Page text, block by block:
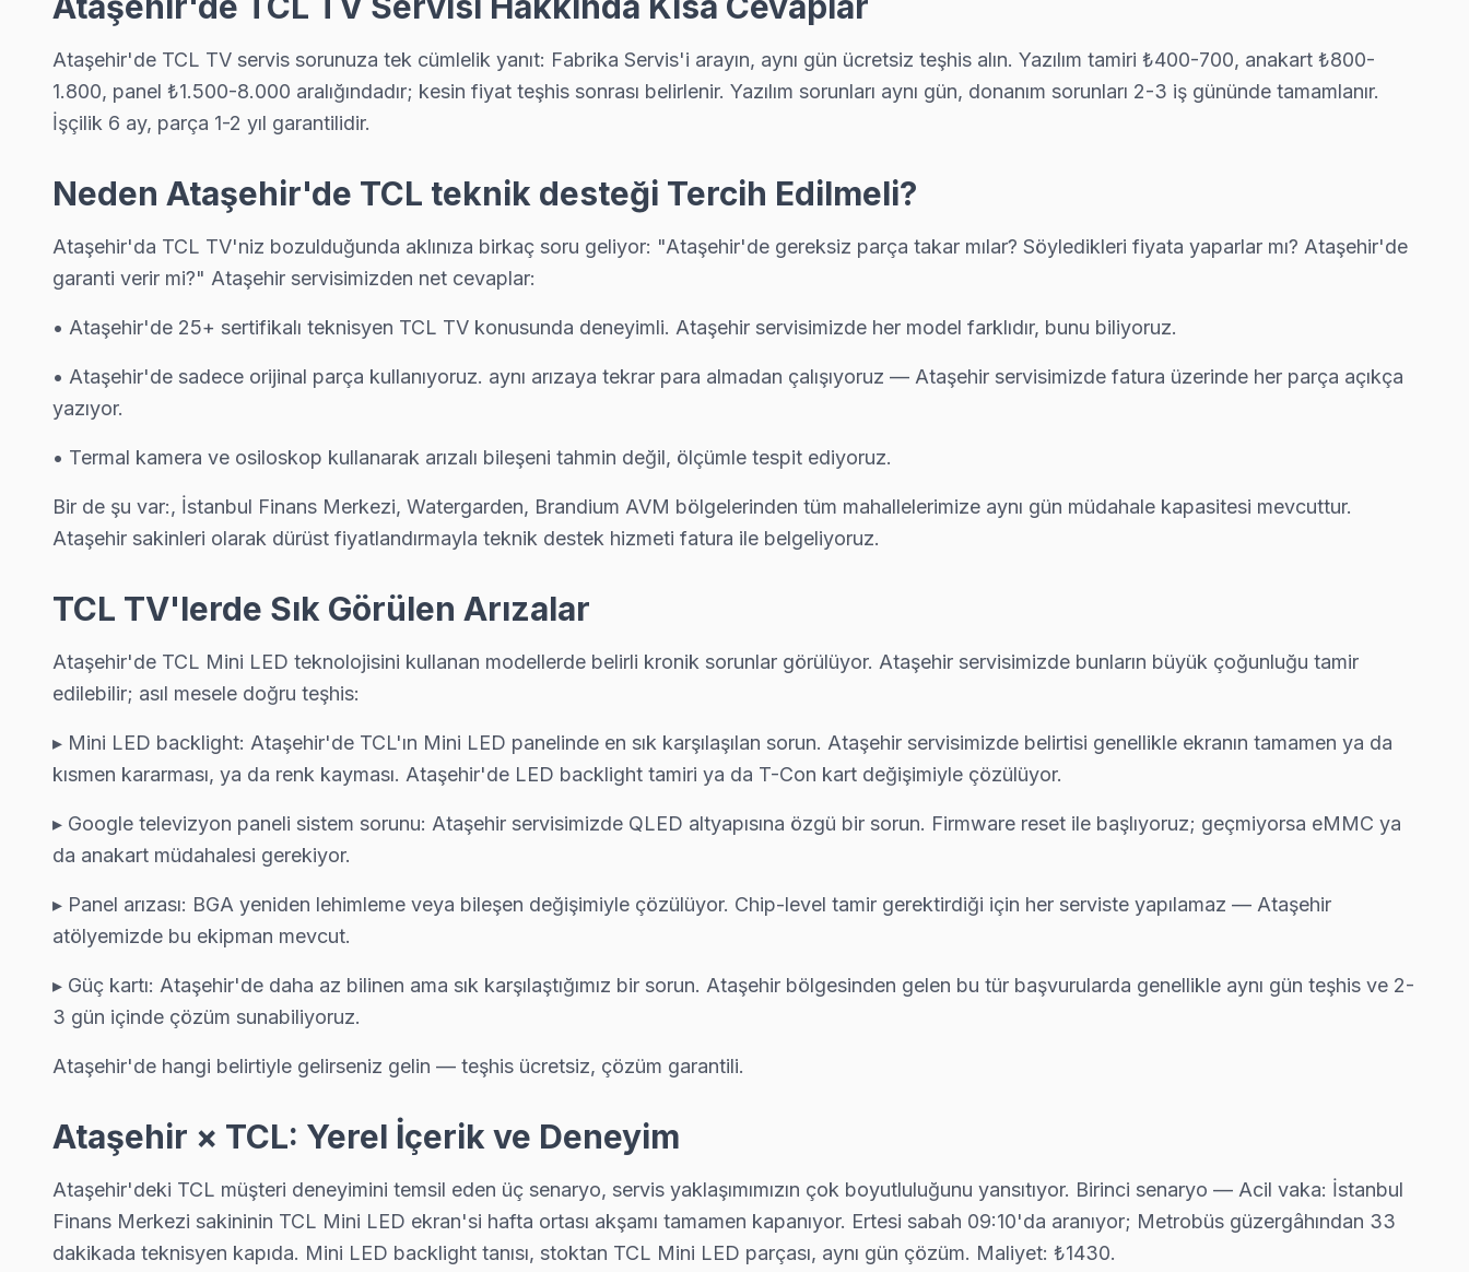
Küçükbakkalköy TCL Anakart Tamiri →
Mevlana TCL Servis
Mevlana sakinlerine özel: TCL TV tamirinde parça değişimi yapılmadan önce maliyet onayınız alınıyor. Ataşehir servisimiz sürpriz fatura çıkarmıyor.
Mevlana TCL Açılmıyor Arıza →
Mimar Sinan sakinlerine özel: TCL TV tamirinde parça değişimi yapılmadan önce maliyet onayınız alınıyor. Ataşehir servisimiz sürpriz fatura çıkarmıyor.
Mustafa Kemal TCL Servis
Mustafa Kemal TCL Anakart Tamiri →
Örnek TCL Servis
Örnek sakinleri için TCL TV tamir hizmetimiz: teşhis ücretsiz, yazılı fiyat, onay sonrası iş — Ataşehir'da müşteri memnuniyeti odaklı servis anlayışımız bu.
Örnek TCL Anakart Tamiri →
Yeni Çamlıca TCL Servis
TCL TV Yeni Çamlıca adresinde firmware güncellemesi sonrası donuyorsa bu bilinen bir yazılım sorunu. Teknik ekibimiz Yeni Çamlıca'e gelerek fabrika reset ve yeniden yükleme yapıyor.
Yenisahra TCL Servis
Ataşehir'da Yenisahra mahallesi için TCL TV tamir randevusu almak kolay: telefon, WhatsApp veya web formundan — ekibimiz 90 dakika içinde kapınızda.
TCL Servis Merkezi →
Yenişehir TCL Servis
Yenişehir'de TCL TV ekranında çizgi, donma ya da ses sorunları için Ataşehir servisimizi arayın — aynı gün ön teşhis, yazılı fiyat teklifi.
Ataşehir bölgesine kapıya gelen TCL TV tamir servisi hizmetimizin kapsama alanını haritada görebilirsiniz.
Ataşehir'de TCL TV servis sorunuza tek cümlelik yanıt: Fabrika Servis'i arayın, aynı gün ücretsiz teşhis alın. Yazılım tamiri ₺400-700, anakart ₺800-
1.800, panel ₺1.500-8.000 aralığındadır; kesin fiyat teşhis sonrası belirlenir. Yazılım sorunları aynı gün, donanım sorunları 2-3 iş gününde tamamlanır.
İşçilik 6 ay, parça 1-2 yıl garantilidir.
Neden Ataşehir'de TCL teknik desteği Tercih Edilmeli?
Ataşehir'da TCL TV'niz bozulduğunda aklınıza birkaç soru geliyor: "Ataşehir'de gereksiz parça takar mılar? Söyledikleri fiyata yaparlar mı? Ataşehir'de
garanti verir mi?" Ataşehir servisimizden net cevaplar:
• Ataşehir'de 25+ sertifikalı teknisyen TCL TV konusunda deneyimli. Ataşehir servisimizde her model farklıdır, bunu biliyoruz.
• Ataşehir'de sadece orijinal parça kullanıyoruz. aynı arızaya tekrar para almadan çalışıyoruz — Ataşehir servisimizde fatura üzerinde her parça açıkça
yazıyor.
• Termal kamera ve osiloskop kullanarak arızalı bileşeni tahmin değil, ölçümle tespit ediyoruz.
Bir de şu var:, İstanbul Finans Merkezi, Watergarden, Brandium AVM bölgelerinden tüm mahallelerimize aynı gün müdahale kapasitesi mevcuttur.
Ataşehir sakinleri olarak dürüst fiyatlandırmayla teknik destek hizmeti fatura ile belgeliyoruz.
TCL TV'lerde Sık Görülen Arızalar
Ataşehir'de TCL Mini LED teknolojisini kullanan modellerde belirli kronik sorunlar görülüyor. Ataşehir servisimizde bunların büyük çoğunluğu tamir
edilebilir; asıl mesele doğru teşhis:
▸ Mini LED backlight: Ataşehir'de TCL'ın Mini LED panelinde en sık karşılaşılan sorun. Ataşehir servisimizde belirtisi genellikle ekranın tamamen ya da
kısmen kararması, ya da renk kayması. Ataşehir'de LED backlight tamiri ya da T-Con kart değişimiyle çözülüyor.
▸ Google televizyon paneli sistem sorunu: Ataşehir servisimizde QLED altyapısına özgü bir sorun. Firmware reset ile başlıyoruz; geçmiyorsa eMMC ya
da anakart müdahalesi gerekiyor.
▸ Panel arızası: BGA yeniden lehimleme veya bileşen değişimiyle çözülüyor. Chip-level tamir gerektirdiği için her serviste yapılamaz — Ataşehir
atölyemizde bu ekipman mevcut.
▸ Güç kartı: Ataşehir'de daha az bilinen ama sık karşılaştığımız bir sorun. Ataşehir bölgesinden gelen bu tür başvurularda genellikle aynı gün teşhis ve 2-
3 gün içinde çözüm sunabiliyoruz.
Ataşehir'de hangi belirtiyle gelirseniz gelin — teşhis ücretsiz, çözüm garantili.
Ataşehir × TCL: Yerel İçerik ve Deneyim
Ataşehir'deki TCL müşteri deneyimini temsil eden üç senaryo, servis yaklaşımımızın çok boyutluluğunu yansıtıyor. Birinci senaryo — Acil vaka: İstanbul
Finans Merkezi sakininin TCL Mini LED ekran'si hafta ortası akşamı tamamen kapanıyor. Ertesi sabah 09:10'da aranıyor; Metrobüs güzergâhından 33
dakikada teknisyen kapıda. Mini LED backlight tanısı, stoktan TCL Mini LED parçası, aynı gün çözüm. Maliyet: ₺1430.